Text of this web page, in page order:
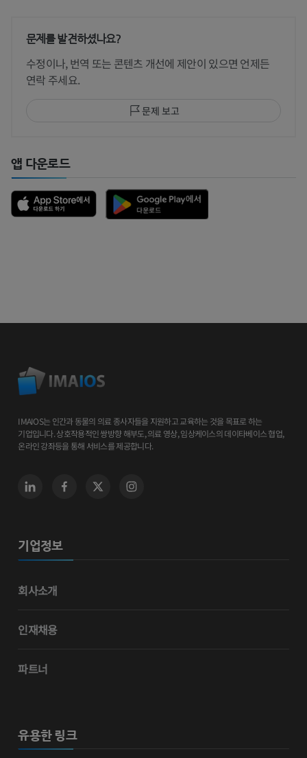
문제를 발견하셨나요?
수정이나, 번역 또는 콘텐츠 개선에 제안이 있으면 언제든
연락 주세요.
문제 보고
앱 다운로드
IMAIOS는 인간과 동물의 의료 종사자들을 지원하고 교육하는 것을 목표로 하는
기업입니다. 상호작용적인 쌍방향 해부도, 의료 영상, 임상케이스의 데이타베이스 협업,
온라인 강좌등을 통해 서비스를 제공합니다.
기업정보
회사소개
인재채용
파트너
유용한 링크